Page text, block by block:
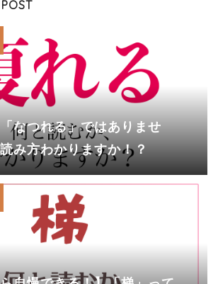
「なつれる」ではありませ
み方わかりますか！？